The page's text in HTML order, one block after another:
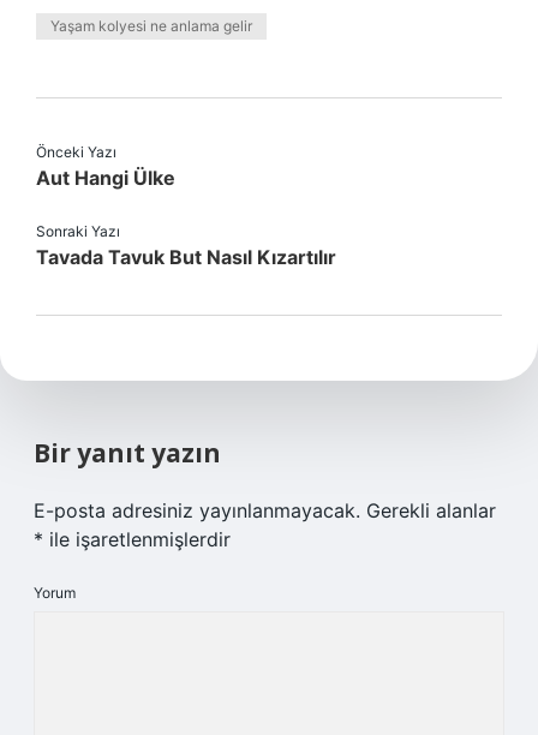
Yaşam kolyesi ne anlama gelir
Önceki Yazı
Aut Hangi Ülke
Sonraki Yazı
Tavada Tavuk But Nasıl Kızartılır
Bir yanıt yazın
E-posta adresiniz yayınlanmayacak. Gerekli alanlar
* ile işaretlenmişlerdir
Yorum